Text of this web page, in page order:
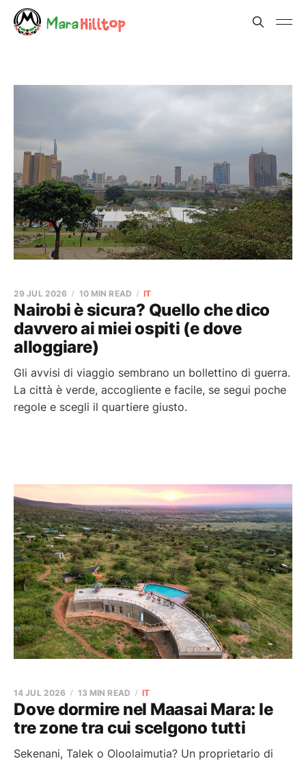
Nairobi è sicura? Quello che dico
davvero ai miei ospiti (e dove
alloggiare)
29 JUL 2026 10 MIN READ IT
Gli avvisi di viaggio sembrano un bollettino di guerra.
La città è verde, accogliente e facile, se segui poche
regole e scegli il quartiere giusto.
Dove dormire nel Maasai Mara: le
tre zone tra cui scelgono tutti
14 JUL 2026 13 MIN READ IT
Sekenani, Talek o Oloolaimutia? Un proprietario di